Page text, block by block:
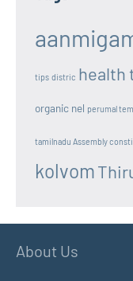
tips distric health
organic nel perumal
tamilnadu Assembly
kolvom
About Us